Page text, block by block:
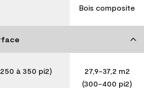
Bois composite
à 350 pi2)
27,9-37,2 m2
(300-400 pi2)